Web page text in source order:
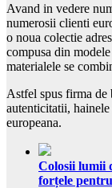
Avand in vedere
numerosii clienti
o noua colectie
compusa din
materialele se
Astfel spus firma de
autenticitatii,
europeana.
Colosii lumii
forțele